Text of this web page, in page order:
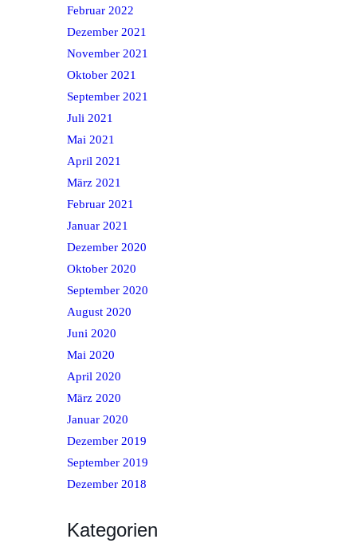
Februar 2022
Dezember 2021
November 2021
Oktober 2021
September 2021
Juli 2021
Mai 2021
April 2021
März 2021
Februar 2021
Januar 2021
Dezember 2020
Oktober 2020
September 2020
August 2020
Juni 2020
Mai 2020
April 2020
März 2020
Januar 2020
Dezember 2019
September 2019
Dezember 2018
Kategorien